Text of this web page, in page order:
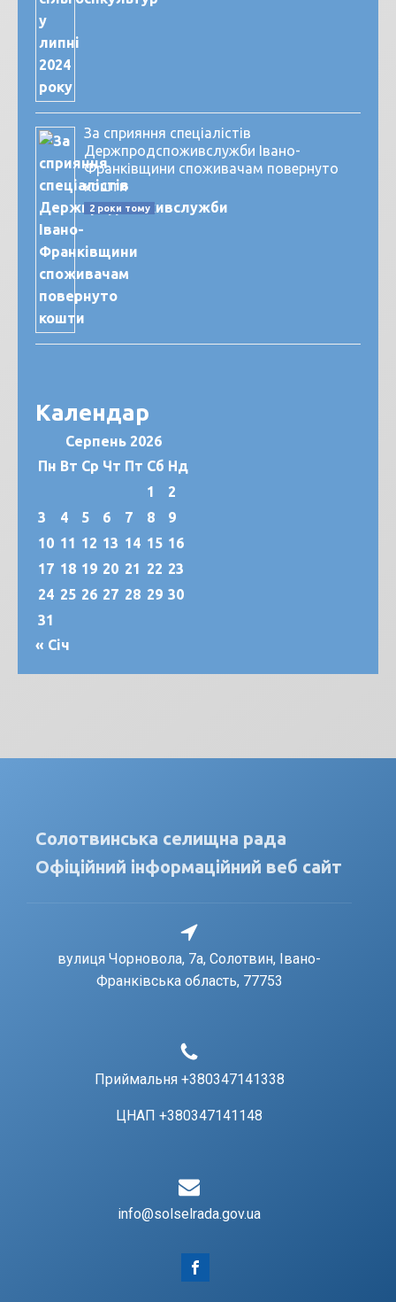
За сприяння спеціалістів
Держпродспоживслужби Івано-
Франківщини споживачам повернуто
кошти
2 роки тому
Календар
Серпень 2026
Пн Вт Ср Чт Пт Сб Нд
1
2
3
4 5 6 7 8
9
10 11 12 13 14 15 16
17 18 19 20 21 22 23
24 25 26 27 28 29 30
31
« Січ
Солотвинська селищна рада
Офіційний інформаційний веб сайт
вулиця Чорновола, 7a, Солотвин, Івано-
Франківська область, 77753
Приймальня +380347141338
ЦНАП +380347141148
info@solselrada.gov.ua